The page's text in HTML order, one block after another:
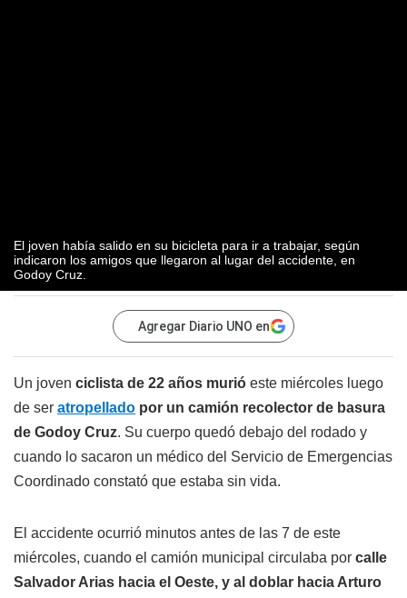
El joven había salido en su bicicleta para ir a trabajar, según
indicaron los amigos que llegaron al lugar del accidente, en
Godoy Cruz.
Agregar Diario UNO en
Un joven ciclista de 22 años murió este miércoles luego
de ser atropellado por un camión recolector de basura
de Godoy Cruz. Su cuerpo quedó debajo del rodado y
cuando lo sacaron un médico del Servicio de Emergencias
Coordinado constató que estaba sin vida.
El accidente ocurrió minutos antes de las 7 de este
miércoles, cuando el camión municipal circulaba por calle
Salvador Arias hacia el Oeste, y al doblar hacia Arturo